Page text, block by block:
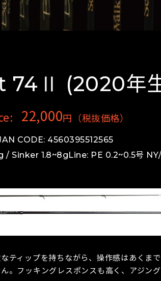
(2020年
22,000円（税抜価格）
CODE: 4560395512565
/ Sinker 1.8~8gLine: PE 0.2~0.5号
ティップを持ちながら、操作感はあくま
。フッキングレスポンスも高く、アジン